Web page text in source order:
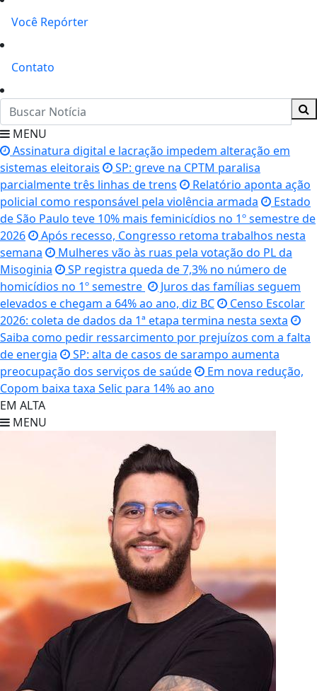
Você Repórter
Contato
MENU
Assinatura digital e lacração impedem alteração em
sistemas eleitorais
SP: greve na CPTM paralisa
parcialmente três linhas de trens
Relatório aponta ação
policial como responsável pela violência armada
Estado
de São Paulo teve 10% mais feminicídios no 1º semestre de
2026
Após recesso, Congresso retoma trabalhos nesta
semana
Mulheres vão às ruas pela votação do PL da
Misoginia
SP registra queda de 7,3% no número de
homicídios no 1º semestre
Juros das famílias seguem
elevados e chegam a 64% ao ano, diz BC
Censo Escolar
2026: coleta de dados da 1ª etapa termina nesta sexta
Saiba como pedir ressarcimento por prejuízos com a falta
de energia
SP: alta de casos de sarampo aumenta
preocupação dos serviços de saúde
Em nova redução,
Copom baixa taxa Selic para 14% ao ano
EM ALTA
MENU